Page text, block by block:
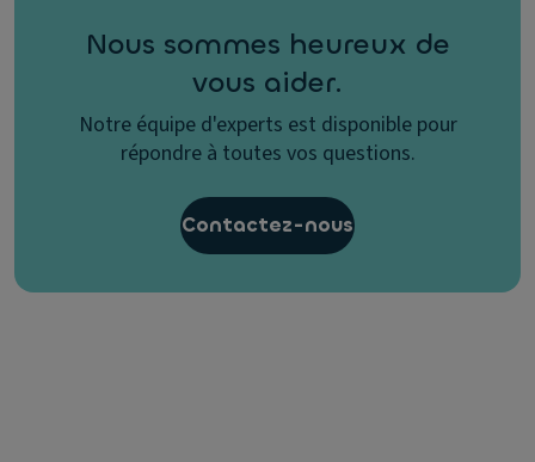
Nous sommes heureux de
vous aider.
Notre équipe d'experts est disponible pour
répondre à toutes vos questions.
Contactez-nous